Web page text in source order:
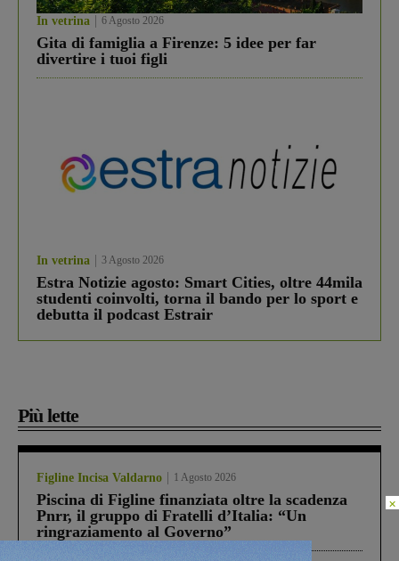
In vetrina 6 Agosto 2026
Gita di famiglia a Firenze: 5 idee per far
divertire i tuoi figli
In vetrina 3 Agosto 2026
Estra Notizie agosto: Smart Cities, oltre 44mila
studenti coinvolti, torna il bando per lo sport e
debutta il podcast Estrair
Più lette
Figline Incisa Valdarno 1 Agosto 2026
Piscina di Figline finanziata oltre la scadenza
Pnrr, il gruppo di Fratelli d’Italia: “Un
ringraziamento al Governo”
×